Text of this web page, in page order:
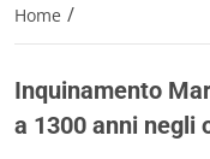
Home /
Inquinamento
a 1300 anni negli